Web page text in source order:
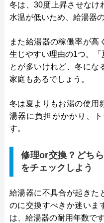
冬は、30度上昇させなけ
水温が低いため、給湯器
また給湯器の稼働率が高
生じやすい理由の1つ。
とが多いけれど、冬にな
家庭もあるでしょう。
冬は夏よりもお湯の使用
湯器に負担がかかり、
す。
修理or交換？どち
をチェックしよう
給湯器に不具合が起きた
のに交換すべきか迷いま
は、給湯器の耐用年数です